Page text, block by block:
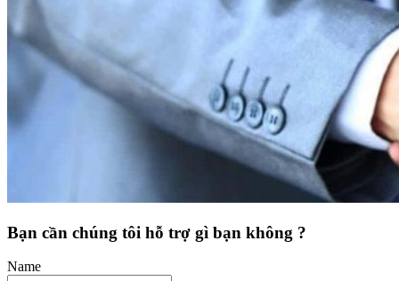
Bạn cần chúng tôi hỗ trợ gì bạn không ?
Name